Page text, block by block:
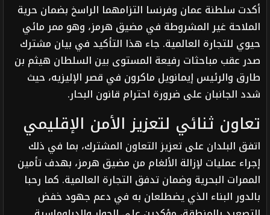
أكدت سلطنة عمان وفرنسا التزامهما الراسخ بضمان حرية
الملاحة غير المشروطة في مضيق هرمز، وهو ممر مائي
حيوي للتجارة العالمية. جاء هذا التأكيد في بيان مشترك
صدر عقب مباحثات رفيعة المستوى بين السلطان هيثم بن
طارق والرئيس إيمانويل ماكرون في قصر الإليزيه، حيث
شدد الجانبان على ضرورة احترام قانون البحار.
تعاون ثنائي لتعزيز الأمن الإقليمي
اتفق البلدان على تعزيز التعاون المشترك، بما في ذلك
إجراء عمليات لإزالة الألغام من مضيق هرمز، بهدف تأمين
الممرات البحرية وضمان تدفق التجارة العالمية. كما رحبا
بالدور البناء الذي يضطلعان به في دعم جهود خفض